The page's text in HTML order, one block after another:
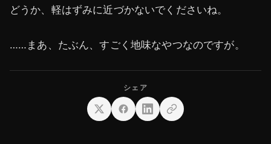
どうか、軽はずみに近づかないでくださいね。
……まあ、たぶん、すごく地味なやつなのですが。